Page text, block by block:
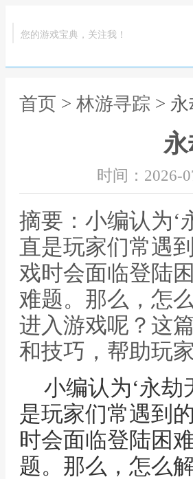
您的游戏宝典，关注我！
首页 > 林游寻踪 >
时间：2026-
摘要：小编认为‘
直是玩家们常遇
戏时会面临登陆
难题。那么，怎
进入游戏呢？这
和技巧，帮助玩
小编认为‘永
是玩家们常遇到
时会面临登陆困
题。那么，怎么